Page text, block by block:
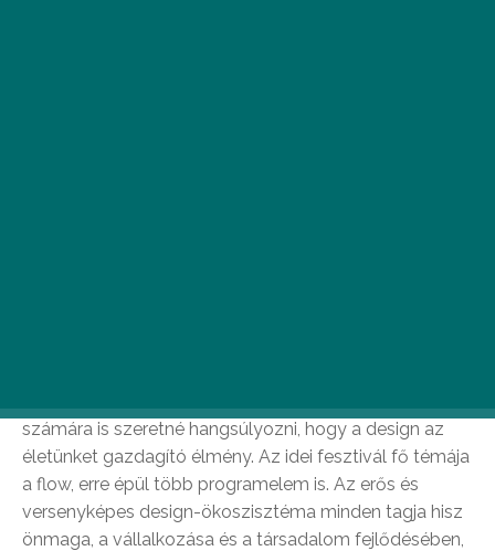
számára is szeretné hangsúlyozni, hogy a design az
életünket gazdagító élmény. Az idei fesztivál fő témája
a flow, erre épül több programelem is. Az erős és
versenyképes design-ökoszisztéma minden tagja hisz
önmaga, a vállalkozása és a társadalom fejlődésében,